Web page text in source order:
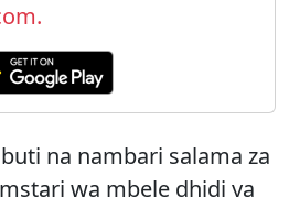
na nambari salama za
wa mbele dhidi ya